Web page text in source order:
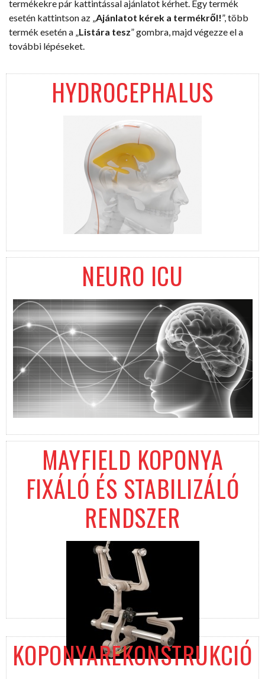
termékekre pár kattintással ajánlatot kérhet. Egy termék
esetén kattintson az „Ajánlatot kérek a termékről!”, több
termék esetén a „Listára tesz” gombra, majd végezze el a
további lépéseket.
HYDROCEPHALUS
NEURO ICU
MAYFIELD KOPONYA
FIXÁLÓ ÉS STABILIZÁLÓ
RENDSZER
KOPONYAREKONSTRUKCIÓ